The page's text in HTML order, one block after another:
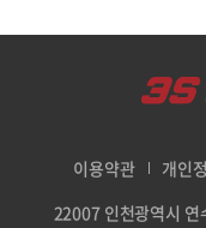
이용약관 개인
22007 인천광역시 연